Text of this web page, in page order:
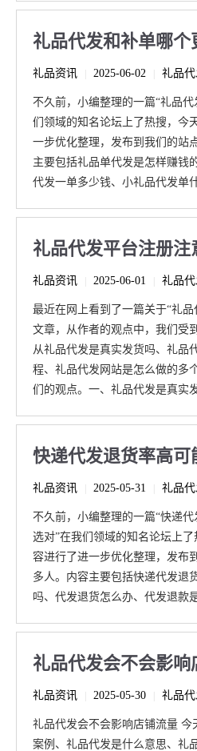
礼品代发和补单哪个
礼品资讯 2025-06-02 礼品代
不久前，小编整理的一篇“礼品
们领域的知名论坛上了热搜，今
一步优化整理，发布到我们的站
主要包括礼品单代发是怎样赚钱
代发一单多少钱、小礼品代发单
礼品代发平台注册注
礼品资讯 2025-06-01 礼品代
最近在网上看到了一篇关于“礼
文章，从作者的观点中，我们受
从礼品代发是真实发货吗、礼品
程、礼品代发网站是怎么做的多
们的观点。一、礼品代发是真实
快递代发退货率高可
礼品资讯 2025-05-31 礼品代
不久前，小编整理的一篇“快递
选对”在我们领域的知名论坛上
容进行了进一步优化整理，发布
多人。内容主要包括快递代发退
吗、代发退货怎么办、代发退款
礼品代发会不会影响
礼品资讯 2025-05-30 礼品代
礼品代发会不会影响店铺流量 今
案例、礼品代发是什么意思、礼